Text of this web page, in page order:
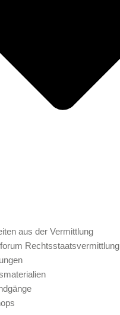
aus der Vermittlung
Rechtsstaatsvermittlung